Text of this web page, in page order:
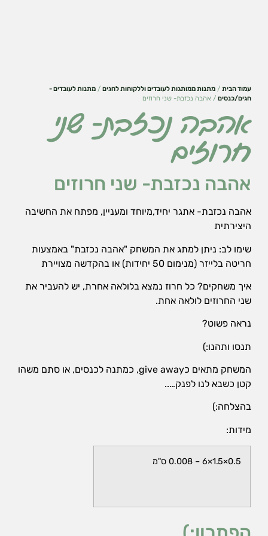
עמוד הבית/ מתנות ממותגות לעובדים וללקוחות לחגים/ מתנות לעובדים -
חגים/כנסים/ אהבה נכזבת- שני חרוזים
אהבה נכזבת- שני
חרוזים
אהבה נכזבת- שני חרוזים
אהבה נכזבת- אתגר יחיד,מיוחד ומעניין, מפתח את החשיבה
היצירתית
שימו לב: ניתן למתג את המשחק "אהבה נכזבת" באמצעות
חריטה בלייזר (מנימום 50 יחידות) או בהקדשה מצויירת
איך משחקים? כל חרוז נמצא בלולאה אחרת, יש להעביר את
שני החרוזים לולאה אחת.
נראה פשוט?
תנסו ותהנו:)
המשחק מתאים כgive away, כמתנה לכנסים, או סתם משהו
קטן כשבא לנו לפנק…..
בהצלחה:)
מידות:
0.5×1.5×6 – 0.008 ס"מ
הכרחי
העוגיות
האלה
אפשר
לכבות,
חיוניות
בשביל
יעבוד
שצריך.
סטטיסטיקה
ואנליזות
כדי שנוכל
ולשפר את
האתר שלנו,
אנחנו
מתקדמות של